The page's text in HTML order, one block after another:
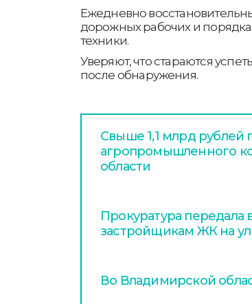
Ежедневно
дорожных рабочих и
техники.
Уверяют, что стараются
после обнаружения.
Свыше 1,1 млрд рублей
агропромышленного
области
Прокуратура передала
застройщикам ЖК на
Во Владимирской